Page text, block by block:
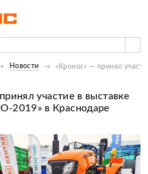
Новости «Кронос» — принял
участие в выставке
2019» в Краснодаре